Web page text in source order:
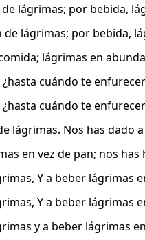
lágrimas; por bebida,
de lágrimas; por bebida,
lágrimas en
cuándo te
cuándo te
lágrimas. Nos has dado
en vez de pan; nos
Y a beber lágrimas
Y a beber lágrimas
y a beber lágrimas